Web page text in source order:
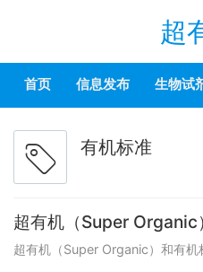
超
首页 信息发布 生物试
有机标准
超有机（Super Organic
超有机（Super Organic）和有机